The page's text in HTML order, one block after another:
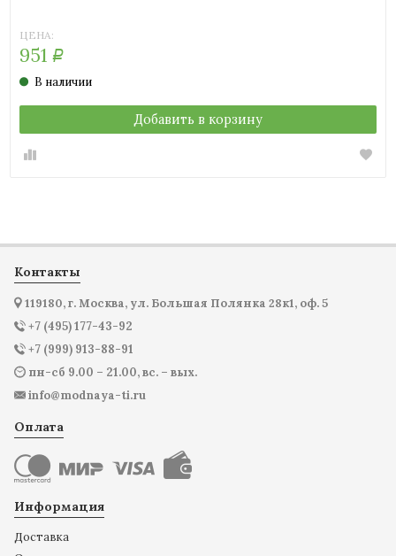
ЦЕНА:
951 Р
В наличии
Добавить в корзину
Контакты
119180, г. Москва, ул. Большая Полянка 28к1, оф. 5
+7 (495) 177-43-92
+7 (999) 913-88-91
пн-сб 9.00 – 21.00, вс. – вых.
info@modnaya-ti.ru
Оплата
Информация
Доставка